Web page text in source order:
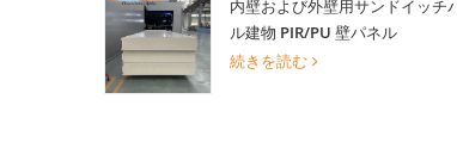
内壁および外壁用サンドイッチ
ル建物 PIR/PU 壁パネル
続きを読む